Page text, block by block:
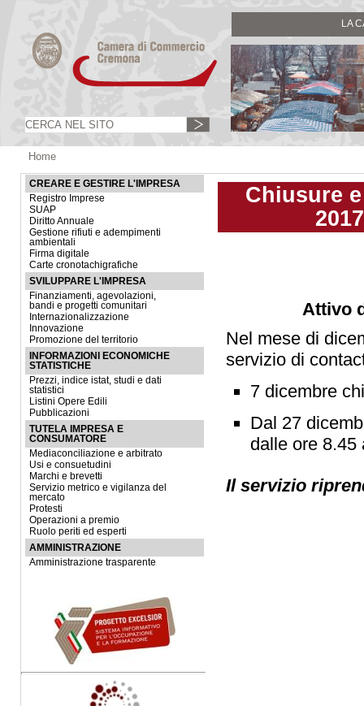
LA
Home
CREARE E GESTIRE L'IMPRESA
Registro Imprese
SUAP
Diritto Annuale
Gestione rifiuti e adempimenti
ambientali
Firma digitale
Carte cronotachigrafiche
SVILUPPARE L'IMPRESA
Finanziamenti, agevolazioni,
bandi e progetti comunitari
Internazionalizzazione
Innovazione
Promozione del territorio
INFORMAZIONI ECONOMICHE
STATISTICHE
Prezzi, indice istat, studi e dati
statistici
Listini Opere Edili
Pubblicazioni
TUTELA IMPRESA E
CONSUMATORE
Mediaconciliazione e arbitrato
Usi e consuetudini
Marchi e brevetti
Servizio metrico e vigilanza del
mercato
Protesti
Operazioni a premio
Ruolo periti ed esperti
AMMINISTRAZIONE
Amministrazione trasparente
Chiusure
Attivo
Nel mese di
servizio di
7 dicembre
Dal 27
dalle ore 8.45
Il servizio